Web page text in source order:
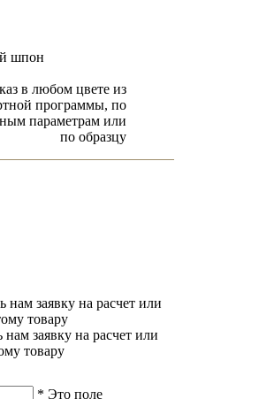
шпон
в любом цвете из
программы, по
параметрам или
по образцу
заявку на расчет или
товару
заявку на расчет или
товару
* Это поле